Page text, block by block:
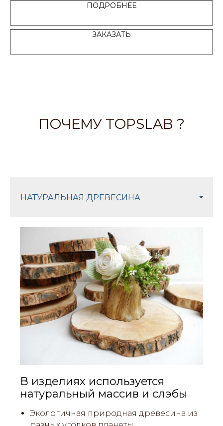
ПОДРОБНЕЕ
ЗАКАЗАТЬ
ПОЧЕМУ TOPSLAB ?
В изделиях используется
натуральный массив и слэбы
Экологичная природная древесина из